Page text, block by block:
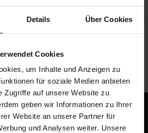
Details Über Cookies
Cookies
um Inhalte und Anzeigen zu
für soziale Medien anbieten
Zugriffe auf unsere Website zu
geben wir Informationen zu Ihrer
Website an unsere Partner für
und Analysen weiter. Unsere
oceli, a jsou proto
proti poškrábání a poškození